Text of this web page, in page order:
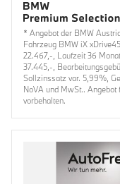
* Angebot der BMW
Fahrzeug BMW iX
22.467,-, Laufzeit 36
37.445,-,
Sollzinssatz var. 5,99%,
NoVA und MwSt..
vorbehalten.